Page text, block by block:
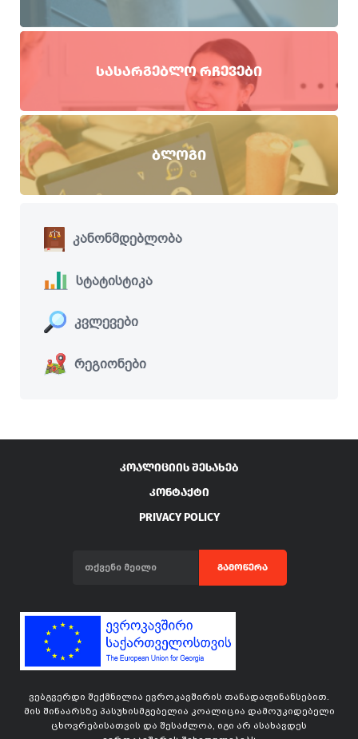
ᲡᲐᲡᲐᲠᲒᲔᲑᲚᲝ ᲠᲩᲔᲕᲔᲑᲘ
ᲑᲚᲝᲒᲘ
კანონმდებლობა
სტატისტიკა
კვლევები
რეგიონები
ᲙᲝᲐᲚᲘᲪᲘᲘᲡ ᲨᲔᲡᲐᲮᲔᲑ
ᲙᲝᲜᲢᲐᲥᲢᲘ
PRIVACY POLICY
ᲒᲐᲛᲝᲬᲔᲠᲐ
ვებგვერდი შექმნილია ევროკავშირის თანადაფინანსებით.
მის შინაარსზე პასუხისმგებელია კოალიცია დამოუკიდებელი
ცხოვრებისათვის და შესაძლოა, იგი არ ასახავდეს